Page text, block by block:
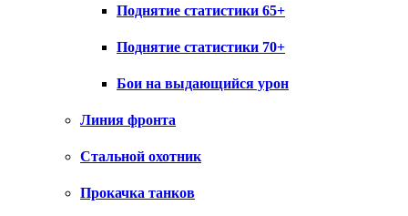
Поднятие статистики 65+
Поднятие статистики 70+
Бои на выдающийся урон
Линия фронта
Стальной охотник
Прокачка танков